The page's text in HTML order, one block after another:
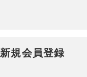
新規会員登録